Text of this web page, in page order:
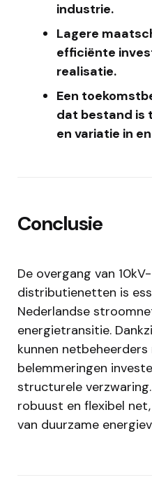
industrie.
Lagere
efficiënte
realisatie.
Een
dat bestand is
en variatie in
Conclusie
De overgang van
distributienetten is
Nederlandse
energietransitie.
kunnen
belemmeringen
structurele
robuust en flexibel
van duurzame